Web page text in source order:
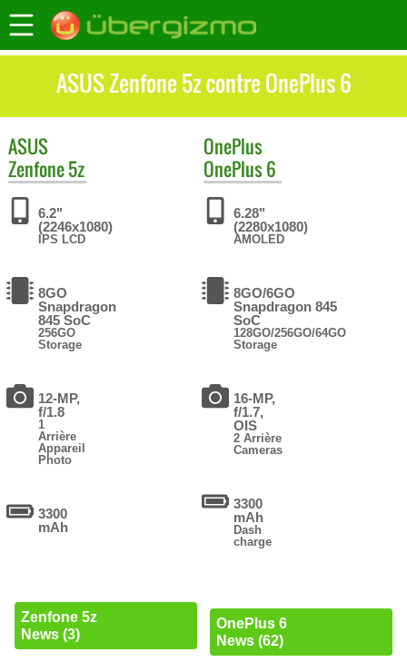
ASUS Zenfone 5z contre OnePlus 6
ASUS
Zenfone 5z
6.2"
(2246x1080)
IPS LCD
8GO
Snapdragon
845 SoC
256GO
Storage
12-MP,
f/1.8
1
Arrière
Appareil
Photo
3300
mAh
Zenfone 5z
News (3)
OnePlus
OnePlus 6
6.28"
(2280x1080)
AMOLED
8GO/6GO
Snapdragon 845
SoC
128GO/256GO/64GO
Storage
16-MP,
f/1.7,
OIS
2 Arrière
Cameras
3300
mAh
Dash
charge
OnePlus 6
News (62)